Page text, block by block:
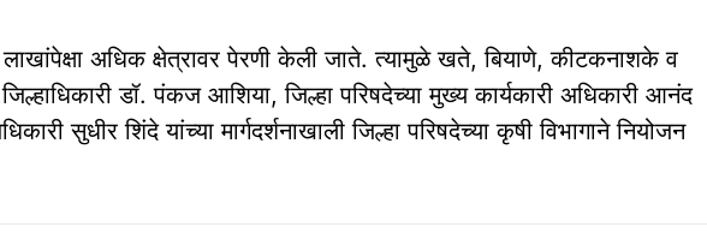
लाखांपेक्षा अधिक क्षेत्रावर पेरणी केली जाते. त्यामुळे खते, बियाणे, कीटकनाशके व
डॉ. पंकज आशिया, जिल्हा परिषदेच्या मुख्य कार्यकारी अधिकारी आनंद
सुधीर शिंदे यांच्या मार्गदर्शनाखाली जिल्हा परिषदेच्या कृषी विभागाने नियोजन